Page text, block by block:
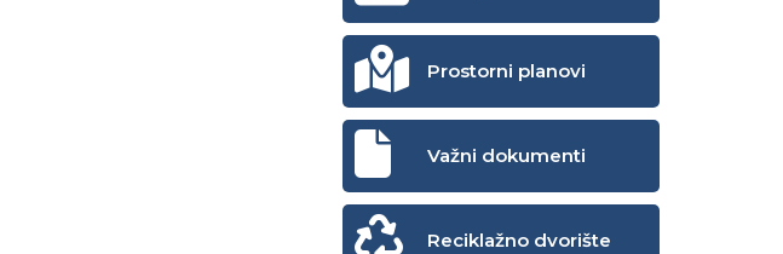
Prostorni planovi
Važni dokumenti
Reciklažno dvorište